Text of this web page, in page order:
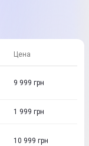
Цена
9 999 грн
1 999 грн
10 999 грн